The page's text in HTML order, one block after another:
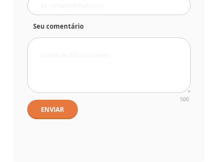
Seu comentário
500
ENVIAR